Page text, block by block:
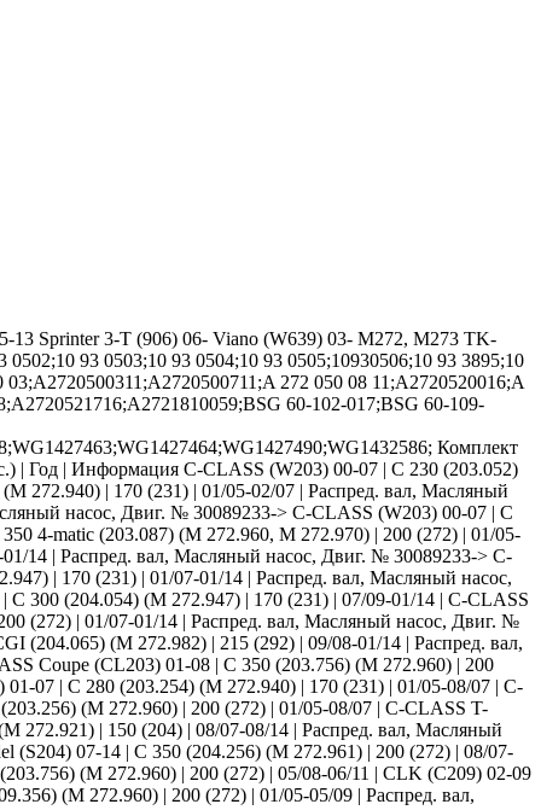
13 Sprinter 3-T (906) 06- Viano (W639) 03- M272, M273 TK-
93 0503;10 93 0504;10 93 0505;10930506;10 93 3895;10
272 050 08 11;A2720520016;A
60-102-017;BSG 60-109-
Комплект
| Год | Информация C-CLASS (W203) 00-07 | C 230 (203.052)
272.940) | 170 (231) | 01/05-02/07 | Распред. вал, Масляный
насос, Двиг. № 30089233-> C-CLASS (W203) 00-07 | C
4-matic (203.087) (M 272.960, M 272.970) | 200 (272) | 01/05-
14 | Распред. вал, Масляный насос, Двиг. № 30089233-> C-
| 170 (231) | 01/07-01/14 | Распред. вал, Масляный насос,
300 (204.054) (M 272.947) | 170 (231) | 07/09-01/14 | C-CLASS
(272) | 01/07-01/14 | Распред. вал, Масляный насос, Двиг. №
(204.065) (M 272.982) | 215 (292) | 09/08-01/14 | Распред. вал,
Coupe (CL203) 01-08 | C 350 (203.756) (M 272.960) | 200
07 | C 280 (203.254) (M 272.940) | 170 (231) | 01/05-08/07 | C-
(M 272.960) | 200 (272) | 01/05-08/07 | C-CLASS T-
272.921) | 150 (204) | 08/07-08/14 | Распред. вал, Масляный
07-14 | C 350 (204.256) (M 272.961) | 200 (272) | 08/07-
(M 272.960) | 200 (272) | 05/08-06/11 | CLK (C209) 02-09
(M 272.960) | 200 (272) | 01/05-05/09 | Распред. вал,